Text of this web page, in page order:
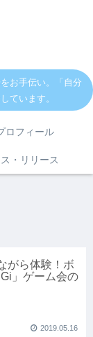
お手伝い。「自分
ています。
ロフィール
・リリース
がら体験！ボ
」ゲーム会の
2019.05.16